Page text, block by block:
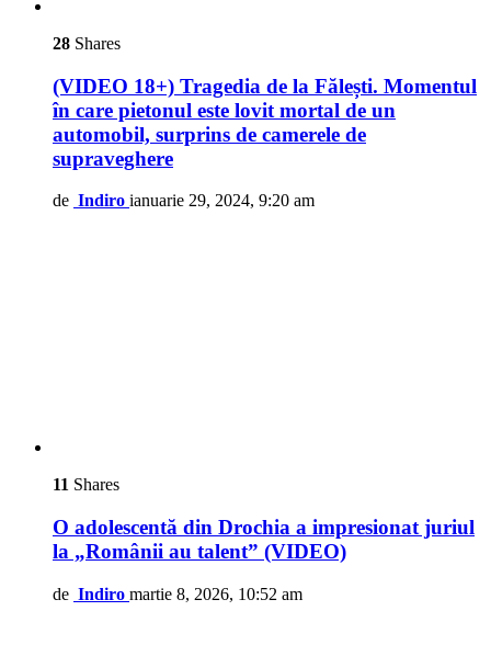
28 Shares
(VIDEO 18+) Tragedia de la Fălești. Momentul
în care pietonul este lovit mortal de un
automobil, surprins de camerele de
supraveghere
de Indiro ianuarie 29, 2024, 9:20 am
11 Shares
O adolescentă din Drochia a impresionat juriul
la „Românii au talent” (VIDEO)
de Indiro martie 8, 2026, 10:52 am